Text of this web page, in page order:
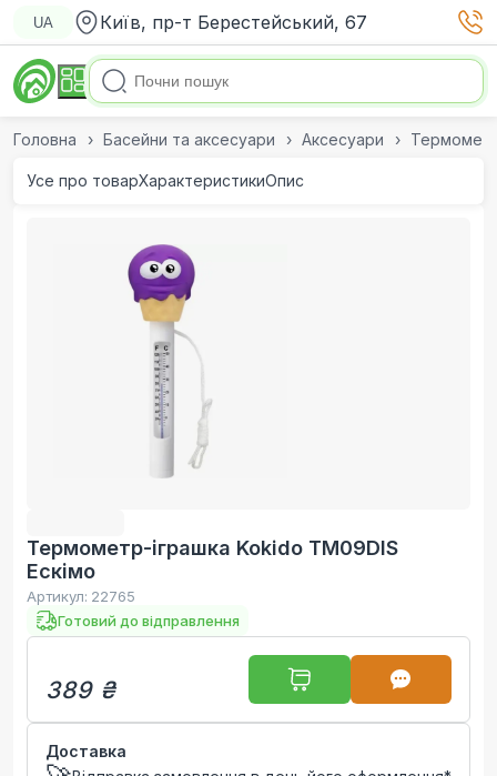
UA Київ, пр-т Берестейський, 67
Головна Басейни та аксесуари Аксесуари
Усе про товарХарактеристикиОпис
Термометр-іграшка Kokido TM09DIS
Ескімо
Артикул: 22765
Готовий до відправлення
389 ₴
Доставка